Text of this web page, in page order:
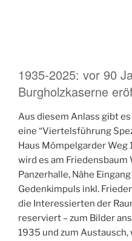
1935-2025: vor 90
Burgholzkaserne
Aus diesem Anlass gibt
eine “Viertelsführung
Haus Mömpelgarder Weg
wird es am Friedensbaum
Panzerhalle, Nähe
Gedenkimpuls inkl.
die Interessierten der
reserviert – zum Bilder
1935 und zum